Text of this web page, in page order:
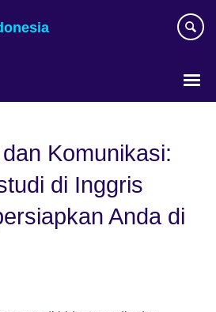
Komunikasi:
di Inggris
Anda di